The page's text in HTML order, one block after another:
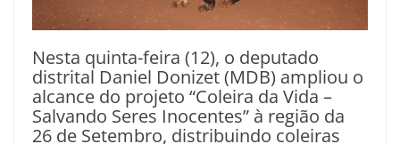
Nesta quinta-feira (12), o deputado
distrital Daniel Donizet (MDB) ampliou o
alcance do projeto “Coleira da Vida –
Salvando Seres Inocentes” à região da
26 de Setembro, distribuindo coleiras